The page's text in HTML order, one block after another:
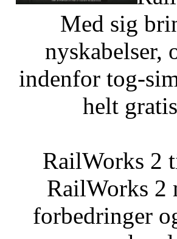
Med sig
nyskabelser,
indenfor tog-
helt
RailWorks 2
RailWorks 2
forbedringer